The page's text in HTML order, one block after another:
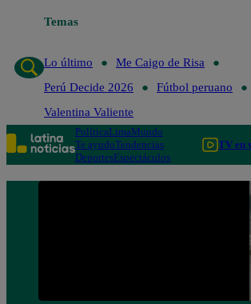
Temas
Lo último
Lo último
Me Caigo de Risa
Perú Decide 2026
Fútbol peruano
Valentina Valiente
PolíticaLimaMundo
Te ayudoTendencias
DeportesEspectáculos
TV en